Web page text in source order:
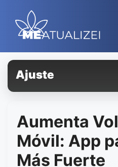
contenido
Ajuste
Aumenta
Móvil: App
Más Fuerte